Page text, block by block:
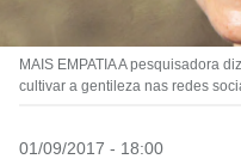
MAIS EMPATIA A pesquisadora
cultivar a gentileza nas redes
01/09/2017 - 18:00